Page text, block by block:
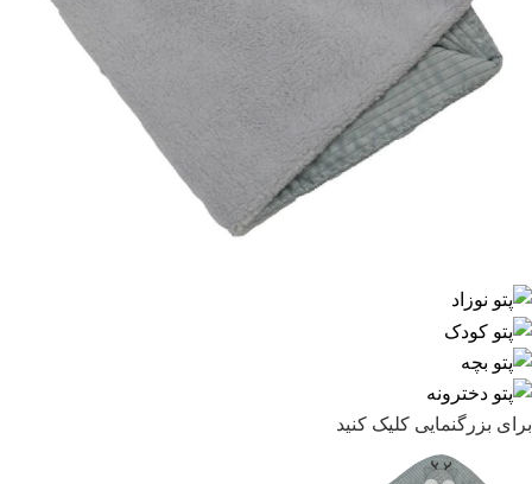
برای بزرگنمایی کلیک کنید